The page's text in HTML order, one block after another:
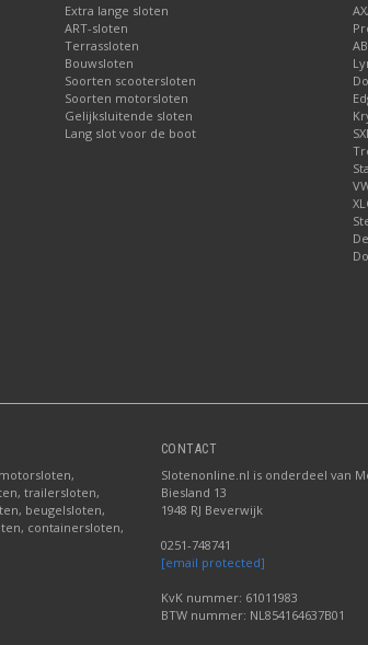
Extra lange sloten
ART-sloten
Terrassloten
Bouwsloten
Soorten scootersloten
Soorten motorsloten
Gelijksluitende sloten
Lang slot voor de boot
trailersloten,
beugelsloten,
containersloten,
CONTACT
Slotenonline.nl is onderdeel van
Biesland 13
1948 RJ Beverwijk
0251-748741
[email protected]
KvK nummer: 61011983
BTW nummer: NL854164637B01